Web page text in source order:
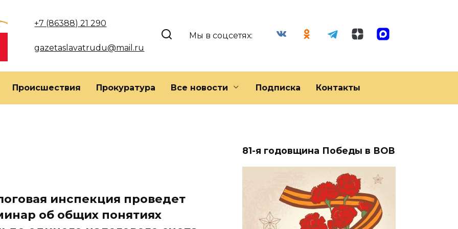
+7 (86388) 21 290
gazetaslavatrudu@mail.ru
Мы в соцсетях:
Происшествия Прокуратура Все новости Подписка Контакты
инспекция проведет
об общих понятиях
81-я годовщина Победы в ВОВ